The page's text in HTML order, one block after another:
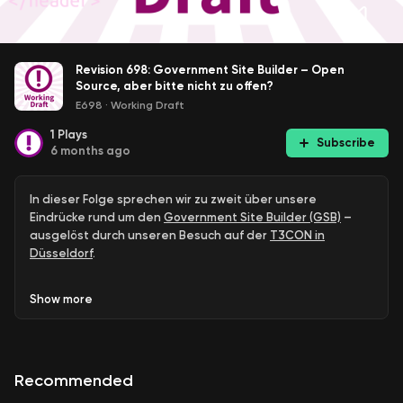
Revision 698: Government Site Builder – Open
Source, aber bitte nicht zu offen?
E698 · Working Draft
1 Plays
6 months ago
Subscribe
In dieser Folge sprechen wir zu zweit über unsere
Eindrücke rund um den Government Site Builder (GSB) –
ausgelöst durch unseren Besuch auf der T3CON in
Düsseldorf.
führen. Herausgekommen ist stattdessen eine kurze,
Show more
Recommended